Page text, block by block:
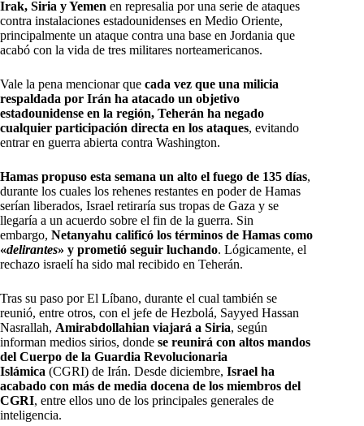
Irak, Siria y Yemen en represalia por una serie de ataques
contra instalaciones estadounidenses en Medio Oriente,
principalmente un ataque contra una base en Jordania que
acabó con la vida de tres militares norteamericanos.
Vale la pena mencionar que cada vez que una milicia
respaldada por Irán ha atacado un objetivo
estadounidense en la región, Teherán ha negado
cualquier participación directa en los ataques, evitando
entrar en guerra abierta contra Washington.
Hamas propuso esta semana un alto el fuego de 135 días,
durante los cuales los rehenes restantes en poder de Hamas
serían liberados, Israel retiraría sus tropas de Gaza y se
llegaría a un acuerdo sobre el fin de la guerra. Sin
embargo, Netanyahu calificó los términos de Hamas como
«delirantes» y prometió seguir luchando. Lógicamente, el
rechazo israelí ha sido mal recibido en Teherán.
Tras su paso por El Líbano, durante el cual también se
reunió, entre otros, con el jefe de Hezbolá, Sayyed Hassan
Nasrallah, Amirabdollahian viajará a Siria, según
informan medios sirios, donde se reunirá con altos mandos
del Cuerpo de la Guardia Revolucionaria
Islámica (CGRI) de Irán. Desde diciembre, Israel ha
acabado con más de media docena de los miembros del
CGRI, entre ellos uno de los principales generales de
inteligencia.